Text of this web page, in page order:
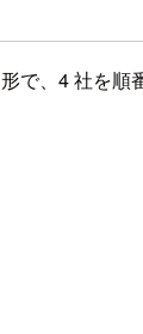
、4 社を順